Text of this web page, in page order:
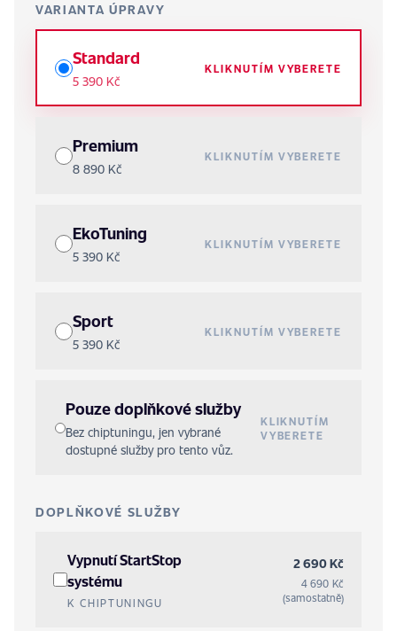
VARIANTA ÚPRAVY
Standard
5 390 Kč
KLIKNUTÍM VYBERETE
Premium
8 890 Kč
KLIKNUTÍM VYBERETE
EkoTuning
5 390 Kč
KLIKNUTÍM VYBERETE
Sport
5 390 Kč
KLIKNUTÍM VYBERETE
Pouze doplňkové služby
Bez chiptuningu, jen vybrané
dostupné služby pro tento vůz.
KLIKNUTÍM
VYBERETE
DOPLŇKOVÉ SLUŽBY
Vypnutí StartStop
systému
K CHIPTUNINGU
2 690 Kč
4 690 Kč
(samostatně)